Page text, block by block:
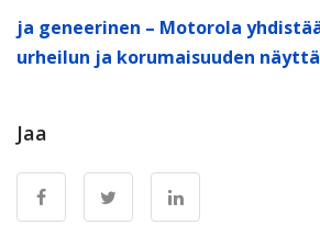
ja geneerinen – Motorola
urheilun ja korumaisuuden
Jaa